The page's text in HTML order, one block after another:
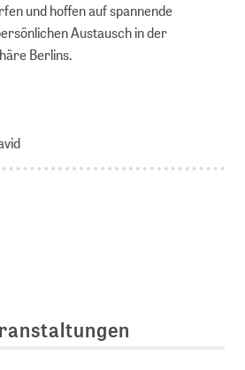
und hoffen auf spannende
Austausch in der
Berlins.